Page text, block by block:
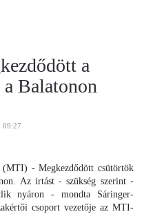
a
Balatonon
09:27
(MTI) - Megkezdődött csütörtök
Az irtást - szükség szerint -
nyáron - mondta Sáringer-
csoport vezetője az MTI-